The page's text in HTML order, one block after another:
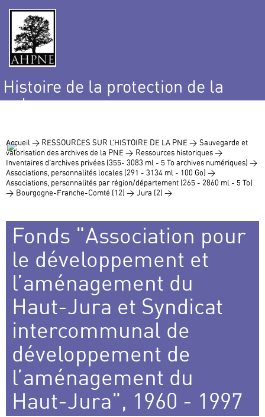
Histoire de la protection de la
nature
Accueil > RESSOURCES SUR L’HISTOIRE DE LA PNE > Sauvegarde et
valorisation des archives de la PNE > Ressources historiques >
Inventaires d’archives privées (355- 3083 ml - 5 To archives numériques) >
Associations, personnalités locales (291 - 3134 ml - 100 Go) >
Associations, personnalités par région/département (265 - 2860 ml - 5 To)
> Bourgogne-Franche-Comté (12) > Jura (2) >
Fonds "Association pour
le développement et
l’aménagement du
Haut-Jura et Syndicat
intercommunal de
développement de
l’aménagement du
Haut-Jura", 1960 - 1997